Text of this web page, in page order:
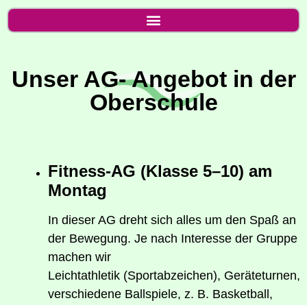
Unser AG- Ange­bot in der
Oberschule
Fit­ness-AG (Klas­se 5–10) am
Montag
In die­ser AG dreht sich alles um den Spaß an
der Bewe­gung. Je nach Inter­es­se der Grup­pe
machen wir
Leicht­ath­le­tik (Sport­ab­zei­chen), Gerä­te­tur­nen,
ver­schie­de­ne Ball­spie­le, z. B. Bas­ket­ball,